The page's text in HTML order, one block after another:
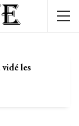
les